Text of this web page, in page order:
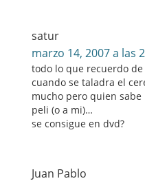
satur
marzo 14, 2007 a las
todo lo que recuerdo
cuando se taladra el
mucho pero quien
peli (o a mi)…
se consigue en dvd?
Juan Pablo